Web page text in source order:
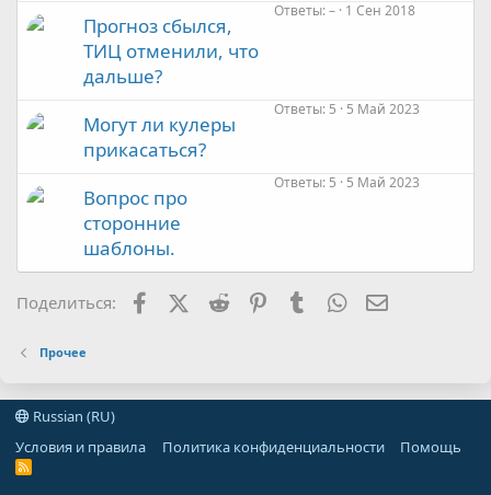
Прогноз сбылся,
ТИЦ отменили, что
дальше?
Ответы – 1 Сен 2018
Могут ли кулеры
прикасаться?
Ответы 5 5 Май 2023
Вопрос про
сторонние
шаблоны.
Ответы 5 5 Май 2023
Поделиться: FacebookX (Twitter)
Reddit PinterestTumblr WhatsApp
Прочее
Russian (RU)
Условия и правила
Политика конфиденциальности Помощь
R